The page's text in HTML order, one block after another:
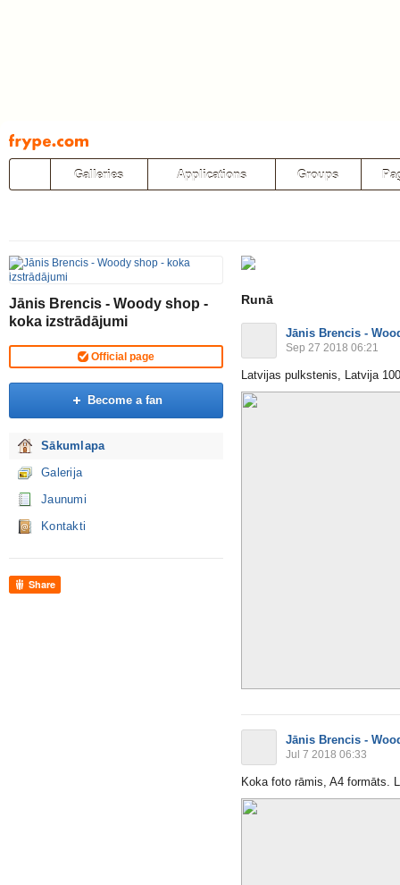
Pāriet
uz
saturu
Galleries Applications Groups
Jānis Brencis - Woody shop -
koka izstrādājumi
Official page
Become a fan
Sākumlapa
Galerija
Jaunumi
Kontakti
Share
Runā
Jānis Brencis -
Sep 27 2018 06:21
Latvijas pulkstenis, Latvija
Jānis Brencis -
Jul 7 2018 06:33
Koka foto rāmis, A4 formāts.